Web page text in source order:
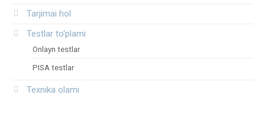
Tarjimai hol
Testlar to‘plami
Onlayn testlar
PISA testlar
Texnika olami